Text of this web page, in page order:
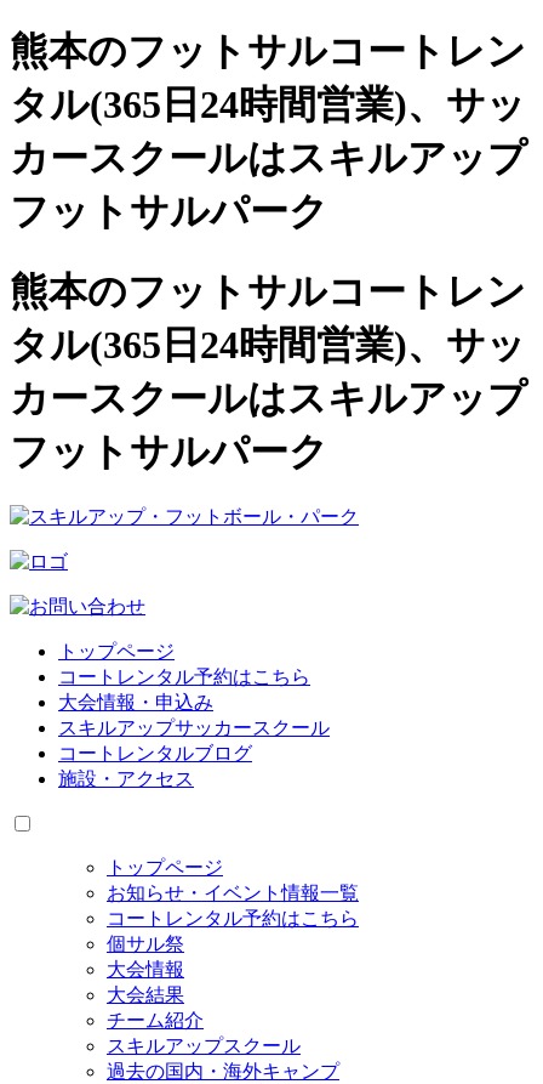
熊本のフットサルコートレン
タル(365日24時間営業)、 サッ
カースクールはスキルアップ
フットサルパーク
熊本のフットサルコートレン
タル(365日24時間営業)、サッ
カースクールはスキルアップ
フットサルパーク
トップページ
コートレンタル予約はこちら
大会情報・申込み
スキルアップサッカースクール
コートレンタルブログ
施設・アクセス
トップページ
お知らせ・イベント情報一覧
コートレンタル予約はこちら
個サル祭
大会情報
大会結果
チーム紹介
スキルアップスクール
過去の国内・海外キャンプ